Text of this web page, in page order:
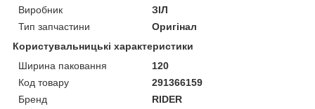
Виробник
ЗІЛ
Тип запчастини
Оригінал
Користувальницькі характеристики
Ширина паковання
120
Код товару
291366159
Бренд
RIDER